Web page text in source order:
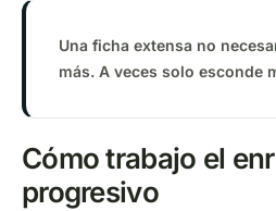
Una ficha extensa no
más. A veces solo esconde
Cómo trabajo el
progresivo